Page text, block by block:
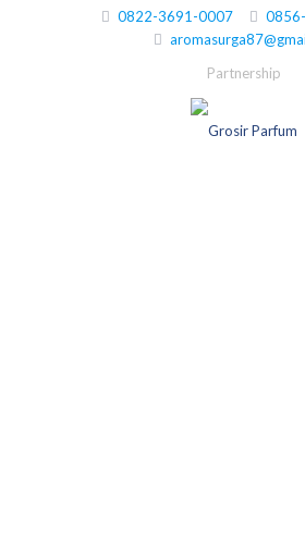
0822-3691-0007
Partnership